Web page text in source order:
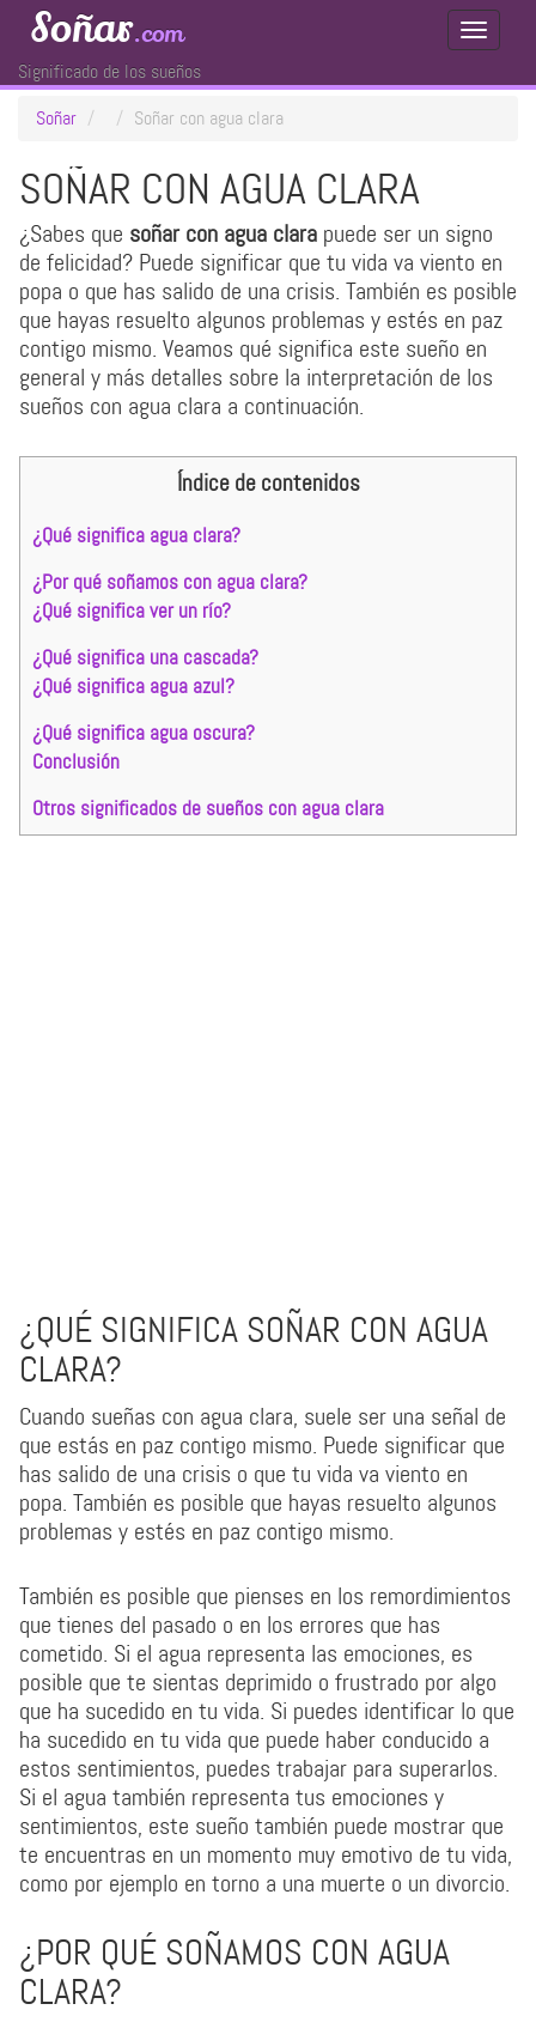
Toggle
Soñar.com
Significado de los sueños
Soñar
Soñar con agua clara
SOÑAR CON AGUA CLARA
¿Sabes que soñar con agua clara puede ser un signo
de felicidad? Puede significar que tu vida va viento en
popa o que has salido de una crisis. También es posible
que hayas resuelto algunos problemas y estés en paz
contigo mismo. Veamos qué significa este sueño en
general y más detalles sobre la interpretación de los
sueños con agua clara a continuación.
Índice de contenidos
¿Qué significa agua clara?
¿Por qué soñamos con agua clara?
¿Qué significa ver un río?
¿Qué significa una cascada?
¿Qué significa agua azul?
¿Qué significa agua oscura?
Conclusión
Otros significados de sueños con agua clara
¿QUÉ SIGNIFICA SOÑAR CON AGUA
CLARA?
Cuando sueñas con agua clara, suele ser una señal de
que estás en paz contigo mismo. Puede significar que
has salido de una crisis o que tu vida va viento en
popa. También es posible que hayas resuelto algunos
problemas y estés en paz contigo mismo.
También es posible que pienses en los remordimientos
que tienes del pasado o en los errores que has
cometido. Si el agua representa las emociones, es
posible que te sientas deprimido o frustrado por algo
que ha sucedido en tu vida. Si puedes identificar lo que
ha sucedido en tu vida que puede haber conducido a
estos sentimientos, puedes trabajar para superarlos.
Si el agua también representa tus emociones y
sentimientos, este sueño también puede mostrar que
te encuentras en un momento muy emotivo de tu vida,
como por ejemplo en torno a una muerte o un divorcio.
¿POR QUÉ SOÑAMOS CON AGUA
CLARA?